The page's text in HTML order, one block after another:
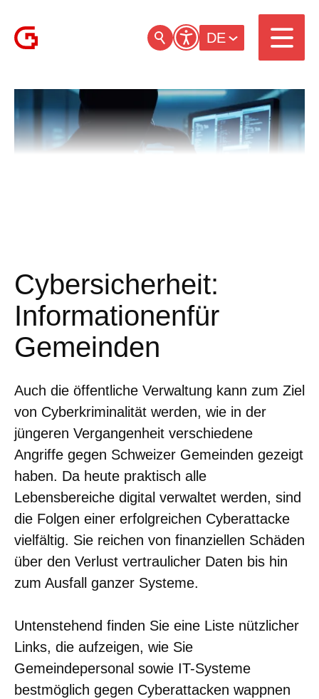
DE
Cybersicherheit:
Informationenfür
Gemeinden
Auch die öffentliche Verwaltung kann zum Ziel
von Cyberkriminalität werden, wie in der
jüngeren Vergangenheit verschiedene
Angriffe gegen Schweizer Gemeinden gezeigt
haben. Da heute praktisch alle
Lebensbereiche digital verwaltet werden, sind
die Folgen einer erfolgreichen Cyberattacke
vielfältig. Sie reichen von finanziellen Schäden
über den Verlust vertraulicher Daten bis hin
zum Ausfall ganzer Systeme.
Untenstehend finden Sie eine Liste nützlicher
Links, die aufzeigen, wie Sie
Gemeindepersonal sowie IT-Systeme
bestmöglich gegen Cyberattacken wappnen